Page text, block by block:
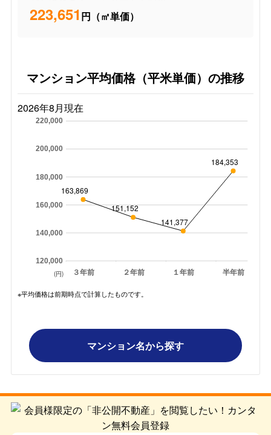
223,651 円（㎡単価）
マンション平均価格（平米単価）の推移
2026年8月現在
３年前 ２年前 １年前 半年前
120,000
140,000
160,000
180,000
200,000
220,000
163,869
151,152
141,377
184,353
(円)
※平均価格は前期時点で計算したものです。
マンション名から探す